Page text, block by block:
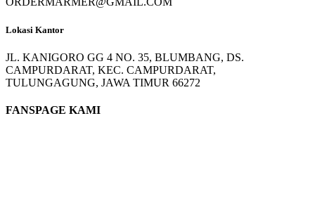
Lokasi Kantor
JL. KANIGORO GG 4 NO. 35, BLUMBANG, DS.
CAMPURDARAT, KEC. CAMPURDARAT,
TULUNGAGUNG, JAWA TIMUR 66272
FANSPAGE KAMI